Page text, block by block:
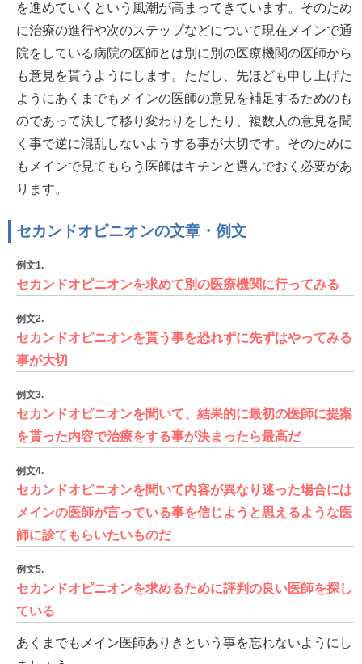
を進めていくという風潮が高まってきています。そのため
に治療の進行や次のステップなどについて現在メインで通
院をしている病院の医師とは別に別の医療機関の医師から
も意見を貰うようにします。ただし、先ほども申し上げた
ようにあくまでもメインの医師の意見を補足するためのも
のであって決して移り変わりをしたり、複数人の意見を聞
く事で逆に混乱しないようする事が大切です。そのために
もメインで見てもらう医師はキチンと選んでおく必要があ
ります。
セカンドオピニオンの文章・例文
例文1.
セカンドオピニオンを求めて別の医療機関に行ってみる
例文2.
セカンドオピニオンを貰う事を恐れずに先ずはやってみる
事が大切
例文3.
セカンドオピニオンを聞いて、結果的に最初の医師に提案
を貰った内容で治療をする事が決まったら最高だ
例文4.
セカンドオピニオンを聞いて内容が異なり迷った場合には
メインの医師が言っている事を信じようと思えるような医
師に診てもらいたいものだ
例文5.
セカンドオピニオンを求めるために評判の良い医師を探し
ている
あくまでもメイン医師ありきという事を忘れないようにし